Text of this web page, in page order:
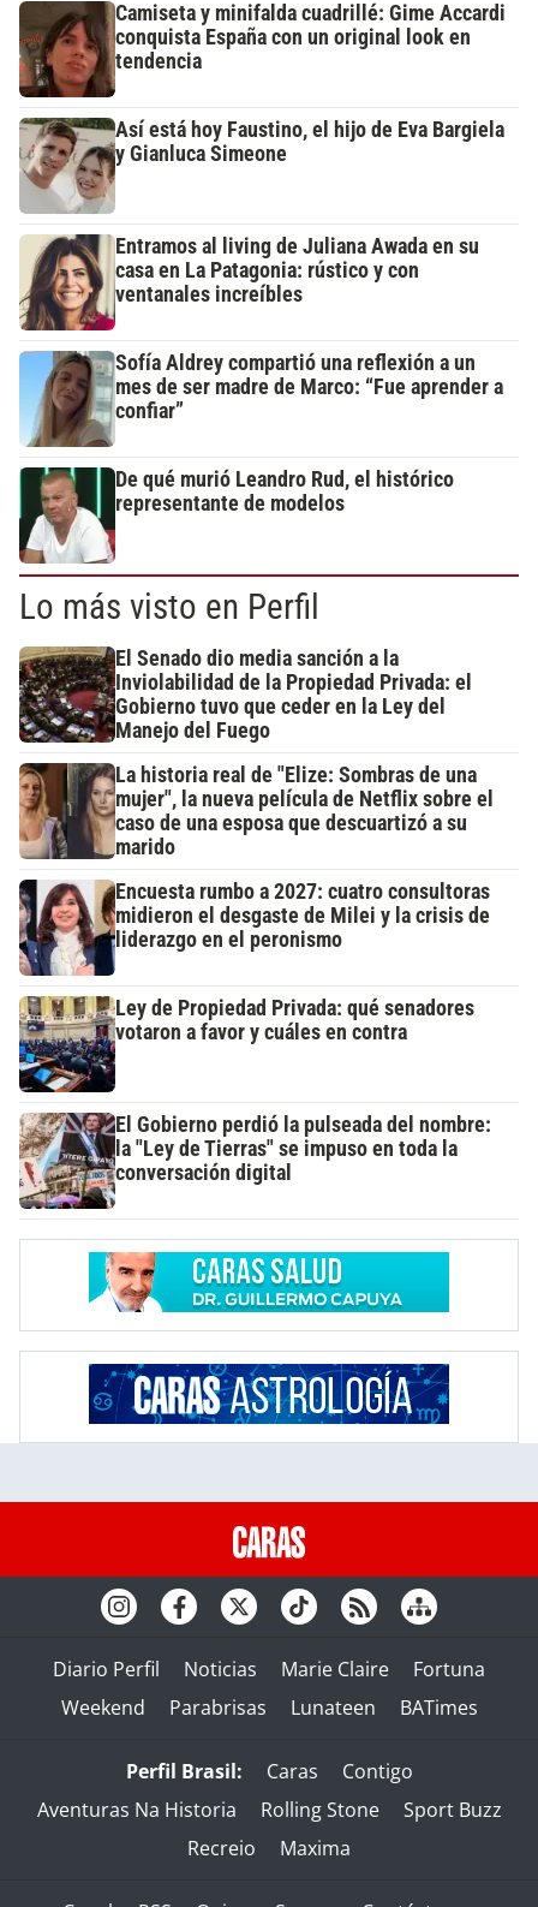
Camiseta y minifalda cuadrillé: Gime Accardi
conquista España con un original look en
tendencia
Así está hoy Faustino, el hijo de Eva Bargiela
y Gianluca Simeone
Entramos al living de Juliana Awada en su
casa en La Patagonia: rústico y con
ventanales increíbles
Sofía Aldrey compartió una reflexión a un
mes de ser madre de Marco: “Fue aprender a
confiar”
De qué murió Leandro Rud, el histórico
representante de modelos
Lo más visto en Perfil
El Senado dio media sanción a la
Inviolabilidad de la Propiedad Privada: el
Gobierno tuvo que ceder en la Ley del
Manejo del Fuego
La historia real de "Elize: Sombras de una
mujer", la nueva película de Netflix sobre el
caso de una esposa que descuartizó a su
marido
Encuesta rumbo a 2027: cuatro consultoras
midieron el desgaste de Milei y la crisis de
liderazgo en el peronismo
Ley de Propiedad Privada: qué senadores
votaron a favor y cuáles en contra
El Gobierno perdió la pulseada del nombre:
la "Ley de Tierras" se impuso en toda la
conversación digital
Diario Perfil Noticias Marie Claire
Fortuna
Weekend
Parabrisas Lunateen BATimes
Perfil Brasil: Caras
Contigo
Aventuras Na Historia
Rolling Stone
Sport Buzz
Recreio
Maxima